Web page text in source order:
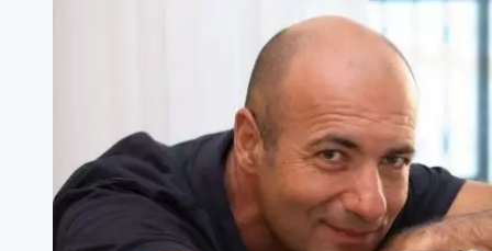
мире.
Медведи,
тигры
львы
обходят
их